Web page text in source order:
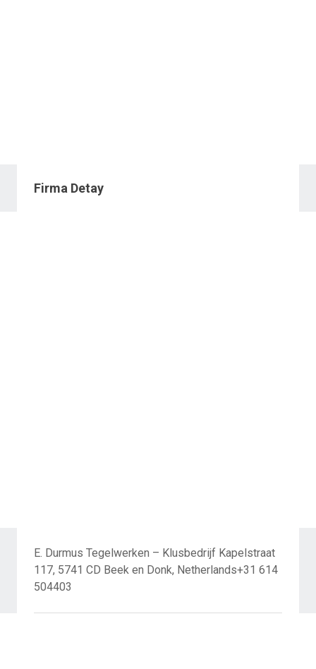
Firma Detay
E. Durmus Tegelwerken – Klusbedrijf Kapelstraat
117, 5741 CD Beek en Donk, Netherlands+31 614
504403